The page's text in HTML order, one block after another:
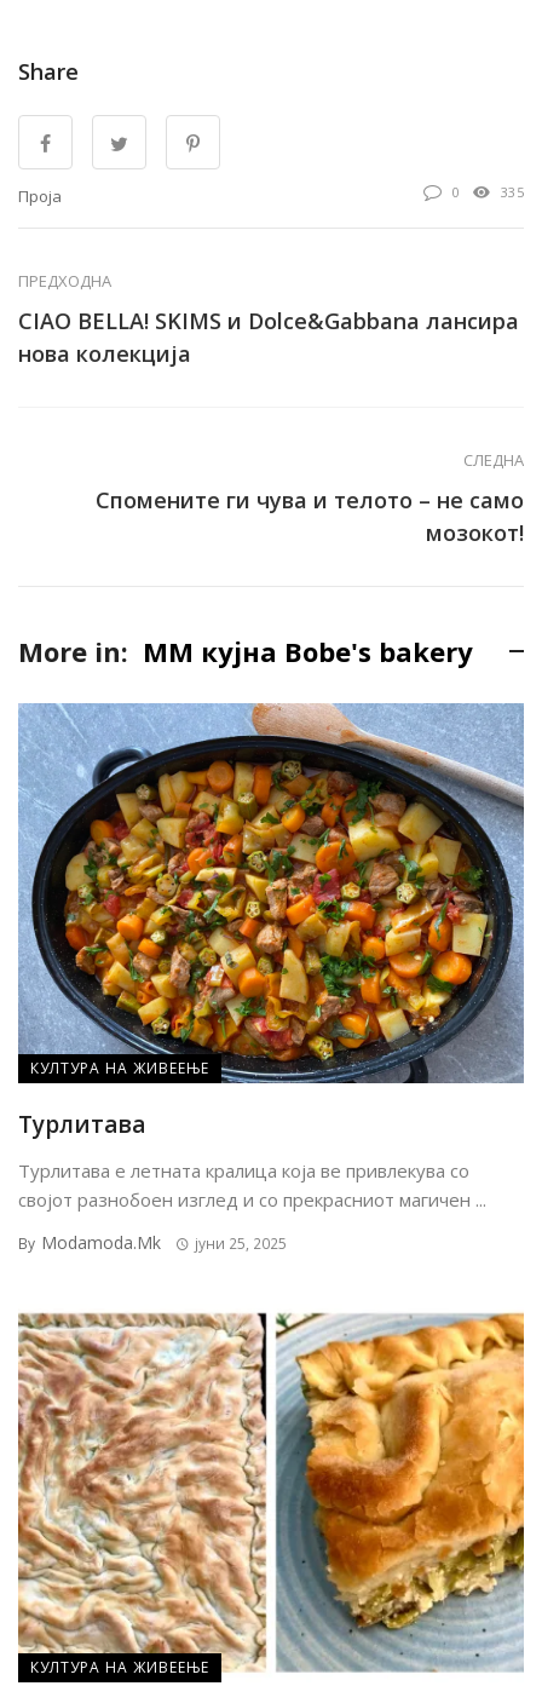
Share
Проја 0 335
ПРЕДХОДНА
CIAO BELLA! SKIMS и Dolce&Gabbana лансира
нова колекција
СЛЕДНА
Спомените ги чува и телото – не само
мозокот!
More in: ММ кујна Bobe's bakery
КУЛТУРА НА ЖИВЕЕЊЕ
Турлитава
Турлитава е летната кралица која ве привлекува со
својот разнобоен изглед и со прекрасниот магичен ...
By Modamoda.mk јуни 25, 2025
КУЛТУРА НА ЖИВЕЕЊЕ